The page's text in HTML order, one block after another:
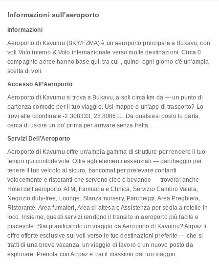
Informazioni sull'aeroporto
Informazioni
Aeroporto di Kavumu (BKY/FZMA) è un aeroporto principale a Bukavu, con
voli Volo interno & Volo internazionale verso molte destinazioni. Circa 0
compagnie aeree hanno base qui, tra cui , quindi ogni giorno c'è un'ampia
scelta di voli.
Accesso All’Aeroporto
Aeroporto di Kavumu si trova a Bukavu, a soli circa km da — un punto di
partenza comodo per il tuo viaggio. Usi mappe o un'app di trasporto? Lo
trovi alle coordinate -2.308333, 28.808611. Da qualsiasi posto tu parta,
cerca di uscire un po' prima per arrivare senza fretta.
Servizi Dell’Aeroporto
Aeroporto di Kavumu offre un'ampia gamma di strutture per rendere il tuo
tempo qui confortevole. Oltre agli elementi essenziali — parcheggio per
tenere il tuo veicolo al sicuro, bancomat per prelevare contanti
velocemente e ristoranti che servono cibo e bevande — troverai anche
Hotel dell'aeroporto, ATM, Farmacia e Clinica, Servizio Cambio Valuta,
Negozio duty-free, Lounge, Stanza nursery, Parcheggi, Area Preghiera,
Ristorante, Area fumatori, Area di attesa e Assistenza per sedia a rotelle in
loco. Insieme, questi servizi rendono il transito in aeroporto più facile e
piacevole. Stai pianificando un viaggio da Aeroporto di Kavumu? Airpaz ti
offre offerte esclusive sui voli verso le tue destinazioni preferite — che si
tratti di una breve vacanza, un viaggio di lavoro o un nuovo posto da
esplorare. Prenota con Airpaz e trai il massimo dal tuo viaggio.